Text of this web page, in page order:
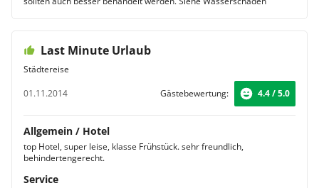
Last Minute Urlaub
Städtereise
01.11.2014
Gästebewertung: 4.4 / 5.0
Allgemein / Hotel
top Hotel, super leise, klasse Frühstück. sehr freundlich,
behindertengerecht.
Service